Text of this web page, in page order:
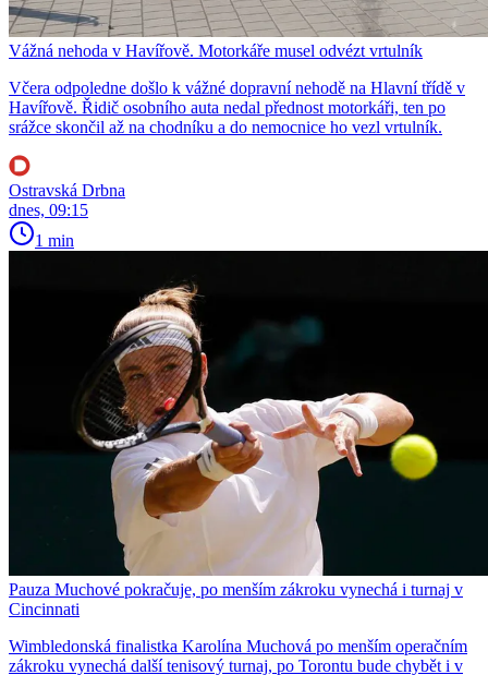
Vážná nehoda v Havířově. Motorkáře musel odvézt vrtulník
Včera odpoledne došlo k vážné dopravní nehodě na Hlavní třídě v
Havířově. Řidič osobního auta nedal přednost motorkáři, ten po
srážce skončil až na chodníku a do nemocnice ho vezl vrtulník.
Ostravská Drbna
dnes, 09:15
1 min
Pauza Muchové pokračuje, po menším zákroku vynechá i turnaj v
Cincinnati
Wimbledonská finalistka Karolína Muchová po menším operačním
zákroku vynechá další tenisový turnaj, po Torontu bude chybět i v